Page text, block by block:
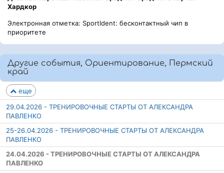
Хардкор
Электронная отметка: SportIdent: бесконтактный чип в
приоритете
Другие события, Ориентирование, Пермский
край
еще
29.04.2026 - ТРЕНИРОВОЧНЫЕ СТАРТЫ ОТ АЛЕКСАНДРА
ПАВЛЕНКО
25-26.04.2026 - ТРЕНИРОВОЧНЫЕ СТАРТЫ ОТ АЛЕКСАНДРА
ПАВЛЕНКО
24.04.2026 - ТРЕНИРОВОЧНЫЕ СТАРТЫ ОТ АЛЕКСАНДРА
ПАВЛЕНКО